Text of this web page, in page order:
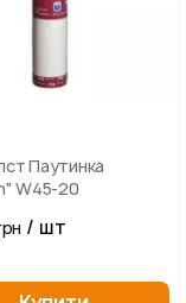
Паутинка
W45-20
/ шт